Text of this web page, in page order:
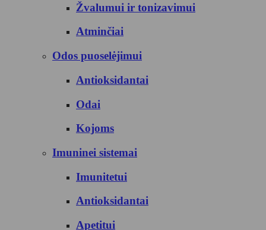
Žvalumui ir tonizavimui
Atminčiai
Odos puoselėjimui
Antioksidantai
Odai
Kojoms
Imuninei sistemai
Imunitetui
Antioksidantai
Apetitui